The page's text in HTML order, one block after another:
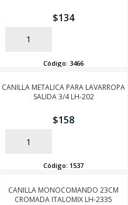
$134
AÑADIR
Código: 3466
CANILLA METALICA PARA LAVARROPA
SALIDA 3/4 LH-202
$158
AÑADIR
Código: 1537
CANILLA MONOCOMANDO 23CM
CROMADA ITALOMIX LH-2335